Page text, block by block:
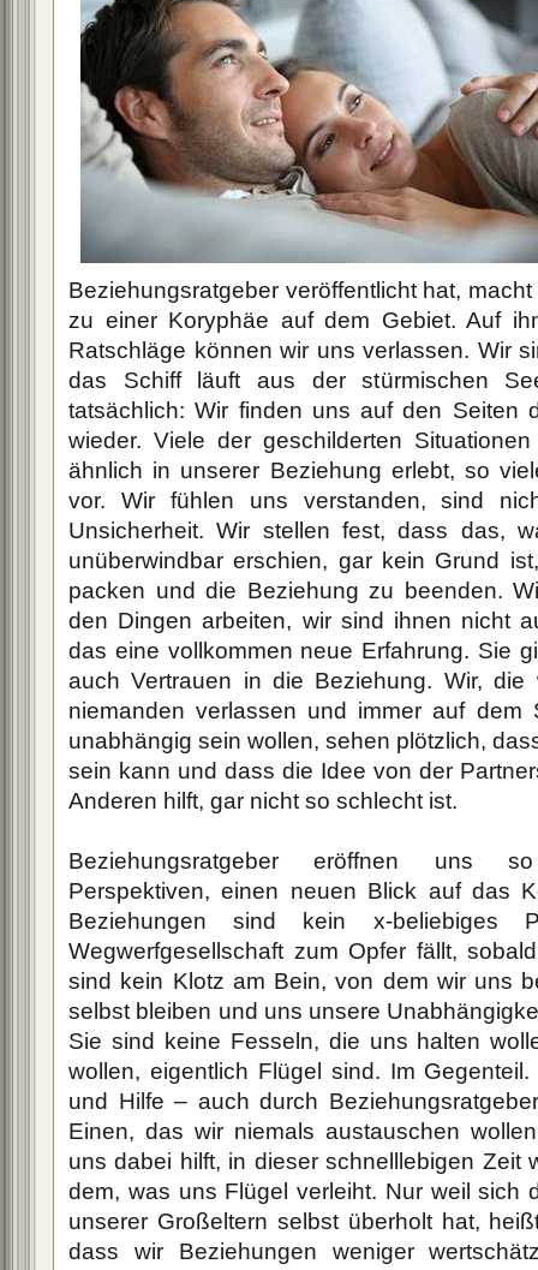
Beziehungsratgeber veröffentlicht hat,
zu einer Koryphäe auf dem Gebiet. Auf
Ratschläge können wir uns verlassen. Wir
das Schiff läuft aus der stürmischen
tatsächlich: Wir finden uns auf den Seiten
wieder. Viele der geschilderten
ähnlich in unserer Beziehung erlebt, so
vor. Wir fühlen uns verstanden, sind
Unsicherheit. Wir stellen fest, dass das,
unüberwindbar erschien, gar kein Grund
packen und die Beziehung zu beenden.
den Dingen arbeiten, wir sind ihnen nicht
das eine vollkommen neue Erfahrung. Sie
auch Vertrauen in die Beziehung. Wir,
niemanden verlassen und immer auf dem
unabhängig sein wollen, sehen plötzlich,
sein kann und dass die Idee von der
Anderen hilft, gar nicht so schlecht ist.
Beziehungsratgeber eröffnen uns
Perspektiven, einen neuen Blick auf das
Beziehungen sind kein x-beliebiges
Wegwerfgesellschaft zum Opfer fällt,
sind kein Klotz am Bein, von dem wir uns
selbst bleiben und uns unsere
Sie sind keine Fesseln, die uns halten
wollen, eigentlich Flügel sind. Im
und Hilfe – auch durch
Einen, das wir niemals austauschen
uns dabei hilft, in dieser schnelllebigen Zeit
dem, was uns Flügel verleiht. Nur weil sich
unserer Großeltern selbst überholt hat,
dass wir Beziehungen weniger